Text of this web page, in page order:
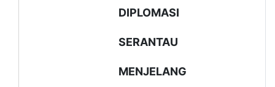
DIPLOMASI
SERANTAU
MENJELANG